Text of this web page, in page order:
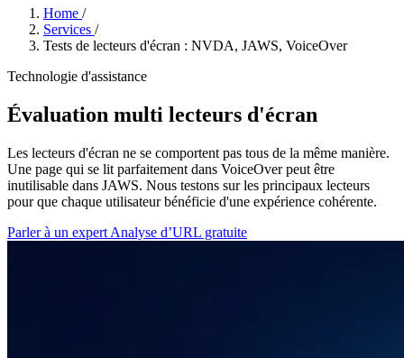
Home /
Services /
Tests de lecteurs d'écran : NVDA, JAWS, VoiceOver
Technologie d'assistance
Évaluation multi lecteurs d'écran
Les lecteurs d'écran ne se comportent pas tous de la même manière.
Une page qui se lit parfaitement dans VoiceOver peut être
inutilisable dans JAWS. Nous testons sur les principaux lecteurs
pour que chaque utilisateur bénéficie d'une expérience cohérente.
Parler à un expert Analyse d’URL gratuite